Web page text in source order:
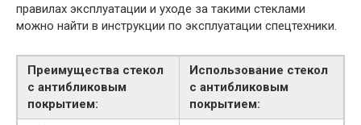
правилах эксплуатации и уходе за такими стеклами
можно найти в инструкции по эксплуатации спецтехники.
Преимущества стекол
с антибликовым
покрытием:
Использование стекол
с антибликовым
покрытием: